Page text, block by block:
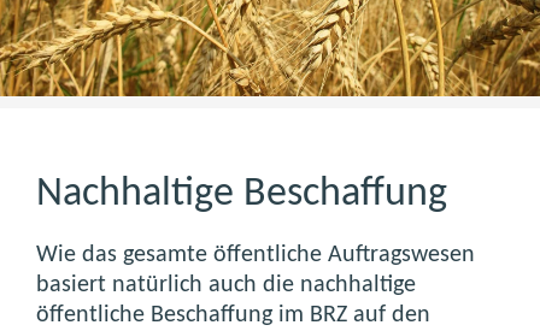
Nachhaltige Beschaffung
Wie das gesamte öffentliche Auftragswesen
basiert natürlich auch die nachhaltige
öffentliche Beschaffung im BRZ auf den